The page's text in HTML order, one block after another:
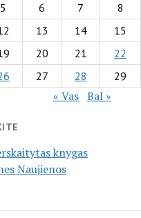
5 6 7 8
13 14 15
20 21 22
27 28 29
« Vas Bal »
knygas
Naujienos